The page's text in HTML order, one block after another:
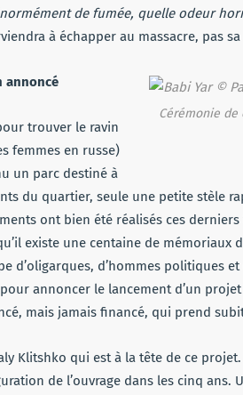
de fumée, quelle odeur
à échapper au massacre, pas
Cérémonie
annoncé
trouver le ravin
femmes en russe)
un parc destiné à
du quartier, seule une petite stèle
ont bien été réalisés ces
existe une centaine de mémoriaux
d’oligarques, d’hommes politiques
annoncer le lancement d’un
mais jamais financé, qui prend
Klitshko qui est à la tête de ce
de l’ouvrage dans les cinq ans.